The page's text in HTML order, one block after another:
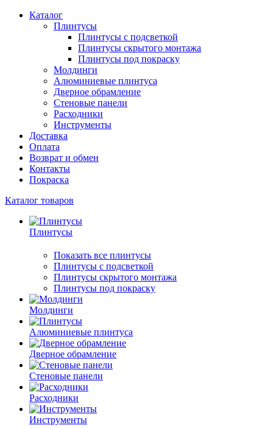
Каталог
Плинтусы
Плинтусы с подсветкой
Плинтусы скрытого монтажа
Плинтусы под покраску
Молдинги
Алюминиевые плинтуса
Дверное обрамление
Стеновые панели
Расходники
Инструменты
Доставка
Оплата
Возврат и обмен
Контакты
Покраска
Каталог товаров
Плинтусы
Показать все плинтусы
Плинтусы с подсветкой
Плинтусы скрытого монтажа
Плинтусы под покраску
Молдинги
Алюминиевые плинтуса
Дверное обрамление
Стеновые панели
Расходники
Инструменты